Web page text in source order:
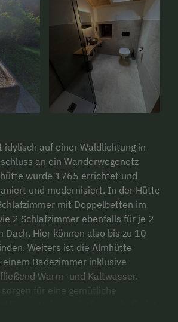
idylisch auf einer Waldlichtung in
an ein Wanderwegenetz
wurde 1765 errichtet und
und modernisiert. In der Hütte
mit Doppelbetten im
2 Schlafzimmer ebenfalls für je 2
Dach. Hier können also bis zu 10
Weiters ist die Almhütte
Badezimmer inklusive
Warm- und Kaltwasser.
für eine gemütliche